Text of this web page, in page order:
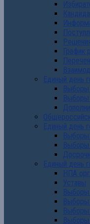
График
Единый день
Выборы
Выборы
Единый день
Выборы
Выборы
Единый день
НПА
Уставы
Выборы
Выборы
Выборы
Выборы